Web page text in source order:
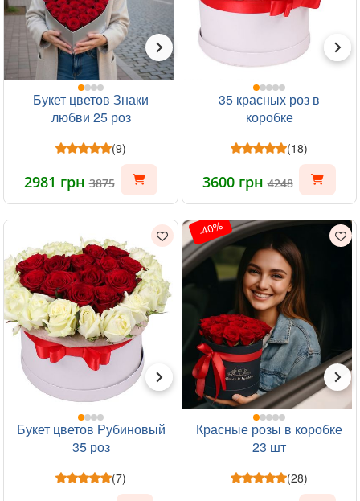
Букет цветов Знаки
любви 25 роз
(9)
2981 грн3875
35 красных роз в
коробке
(18)
3600 грн4248
Букет цветов Рубиновый
35 роз
(7)
-40%
Красные розы в коробке
23 шт
(28)